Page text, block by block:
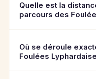
Quelle est la
parcours des
Où se déroule
Foulées